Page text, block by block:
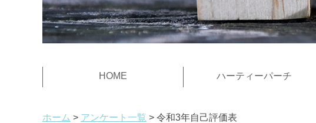
HOME ハーティーパーチ
ホーム アンケート一覧 令和3年自己評価表